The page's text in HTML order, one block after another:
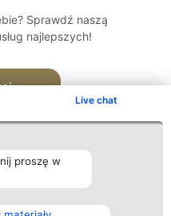
Live chat
proszę w
Sprawdź naszą
najlepszych!
Kontakt